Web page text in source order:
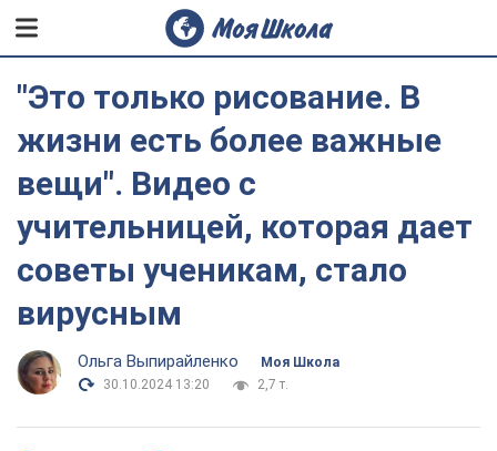
"Это только рисование. В
жизни есть более важные
вещи". Видео с
учительницей, которая дает
советы ученикам, стало
вирусным
Ольга Выпирайленко
Моя Школа
30.10.2024 13:20
2,7 т.